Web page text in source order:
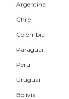
Argentina
Chile
Colômbia
Paraguai
Peru
Uruguai
Bolívia